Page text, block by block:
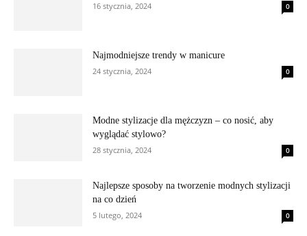
16 stycznia, 2024
0
Najmodniejsze trendy w manicure
24 stycznia, 2024
0
Modne stylizacje dla mężczyzn – co nosić, aby
wyglądać stylowo?
28 stycznia, 2024
0
Najlepsze sposoby na tworzenie modnych stylizacji
na co dzień
5 lutego, 2024
0